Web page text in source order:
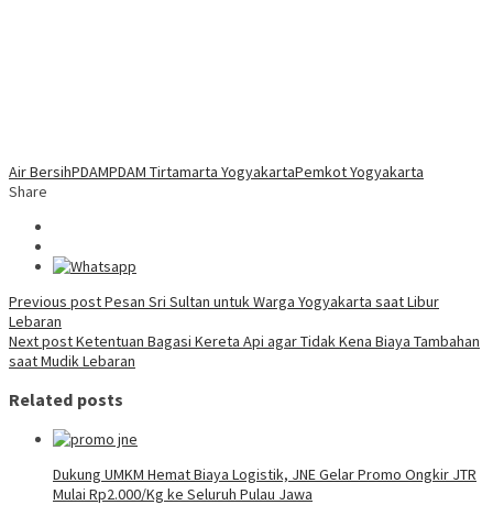
Air BersihPDAMPDAM Tirtamarta YogyakartaPemkot Yogyakarta
Share
Post
navigation
Previous postPesan Sri Sultan untuk Warga Yogyakarta saat Libur
Lebaran
Next postKetentuan Bagasi Kereta Api agar Tidak Kena Biaya Tambahan
saat Mudik Lebaran
Related posts
Dukung UMKM Hemat Biaya Logistik, JNE Gelar Promo Ongkir JTR
Mulai Rp2.000/Kg ke Seluruh Pulau Jawa